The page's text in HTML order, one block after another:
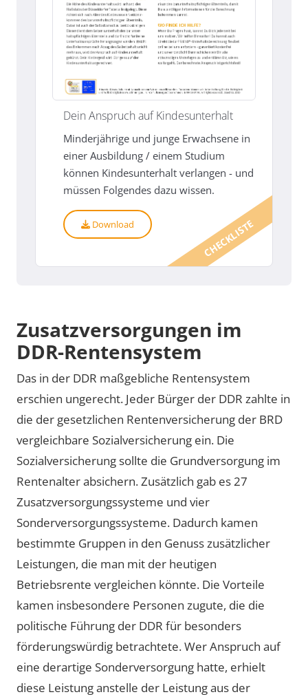
CHECKLISTE
Dein Anspruch auf Kindesunterhalt
Minderjährige und junge Erwachsene in
einer Ausbildung / einem Studium
können Kindesunterhalt verlangen - und
müssen Folgendes dazu wissen.
Download
Zusatzversorgungen im
DDR-Rentensystem
Das in der DDR maßgebliche Rentensystem
erschien ungerecht. Jeder Bürger der DDR zahlte in
die der gesetzlichen Rentenversicherung der BRD
vergleichbare Sozialversicherung ein. Die
Sozialversicherung sollte die Grundversorgung im
Rentenalter absichern. Zusätzlich gab es 27
Zusatzversorgungssysteme und vier
Sonderversorgungssysteme. Dadurch kamen
bestimmte Gruppen in den Genuss zusätzlicher
Leistungen, die man mit der heutigen
Betriebsrente vergleichen könnte. Die Vorteile
kamen insbesondere Personen zugute, die die
politische Führung der DDR für besonders
förderungswürdig betrachtete. Wer Anspruch auf
eine derartige Sonderversorgung hatte, erhielt
diese Leistung anstelle der Leistung aus der